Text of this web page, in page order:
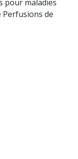
pour maladies
de